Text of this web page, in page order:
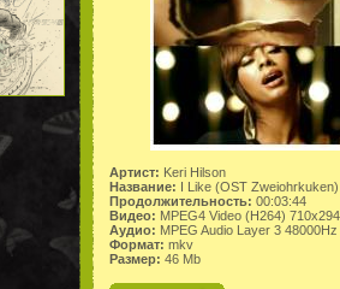
Артист: Keri Hilson
Название: I Like (OST Zweiohrkuken)
Продолжительность: 00:03:44
Видео: MPEG4 Video (H264)
Аудио: MPEG Audio Layer 3
Формат: mkv
Размер: 46 Mb